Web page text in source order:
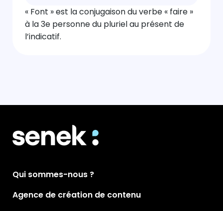
« Font » est la conjugaison du verbe « faire »
à la 3e personne du pluriel au présent de
l’indicatif.
Qui sommes-nous ?
Agence de création de contenu